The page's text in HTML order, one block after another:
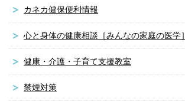
カネカ健保便利情報
心と身体の健康相談［みんなの家庭の医学］
健康・介護・子育て支援教室
禁煙対策